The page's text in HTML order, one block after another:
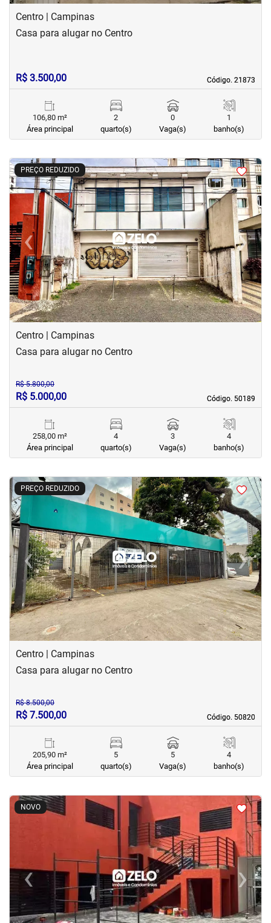
Centro | Campinas
Código. 21873
Código. 21873
Casa para alugar no Centro
R$ 3.500,00
106,80 m²
Área principal
2
quarto(s)
0
Vaga(s)
1
banho(s)
PREÇO REDUZIDO
<<<<
‹Previous ›Next
Centro | Campinas
Código. 50189
Código. 50189
Casa para alugar no Centro
R$ 5.800,00
R$ 5.000,00
258,00 m²
Área principal
4
quarto(s)
3
Vaga(s)
4
banho(s)
PREÇO REDUZIDO
< <<<
‹
Previous ›Next
Centro | Campinas
Código. 50820
Código. 50820
Casa para alugar no Centro
R$ 8.500,00
R$ 7.500,00
205,90 m²
Área principal
5
quarto(s)
5
Vaga(s)
4
banho(s)
NOVO
< <<<
‹Previous ›Next